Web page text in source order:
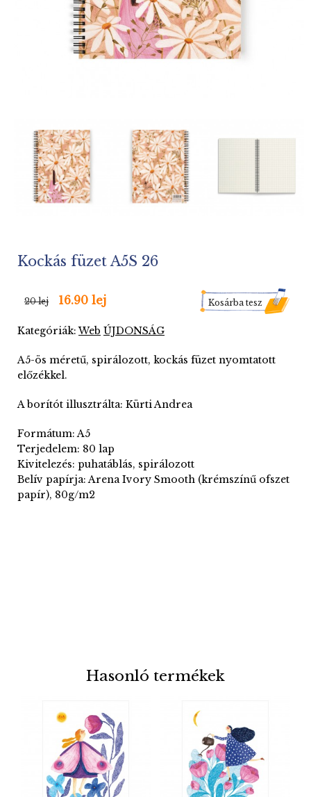
Kockás füzet A5S 26
20 lej 16.90 lej Kosárba tesz
Kategóriák:Web ÚJDONSÁG
A5-ös méretű, spirálozott, kockás füzet nyomtatott
előzékkel.
A borítót illusztrálta: Kürti Andrea
Formátum: A5
Terjedelem: 80 lap
Kivitelezés: puhatáblás, spirálozott
Belív papírja: Arena Ivory Smooth (krémszínű ofszet
papír), 80g/m2
Hasonló termékek